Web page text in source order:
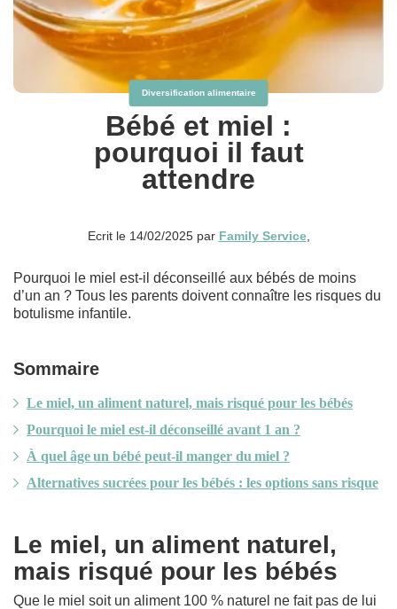
Diversification alimentaire
Bébé et miel :
pourquoi il faut
attendre
Ecrit le 14/02/2025 par Family Service,
Pourquoi le miel est-il déconseillé aux bébés de moins
d’un an ? Tous les parents doivent connaître les risques du
botulisme infantile.
Sommaire
Le miel, un aliment naturel, mais risqué pour les bébés
Pourquoi le miel est-il déconseillé avant 1 an ?
À quel âge un bébé peut-il manger du miel ?
Alternatives sucrées pour les bébés : les options sans risque
Le miel, un aliment naturel,
mais risqué pour les bébés
Que le miel soit un aliment 100 % naturel ne fait pas de lui